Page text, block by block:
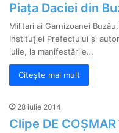
Piața Daciei din
Militari ai Garnizoanei
Instituției Prefectului și
iulie, la manifestările…
Citește mai mult
28 iulie 2014
Clipe DE